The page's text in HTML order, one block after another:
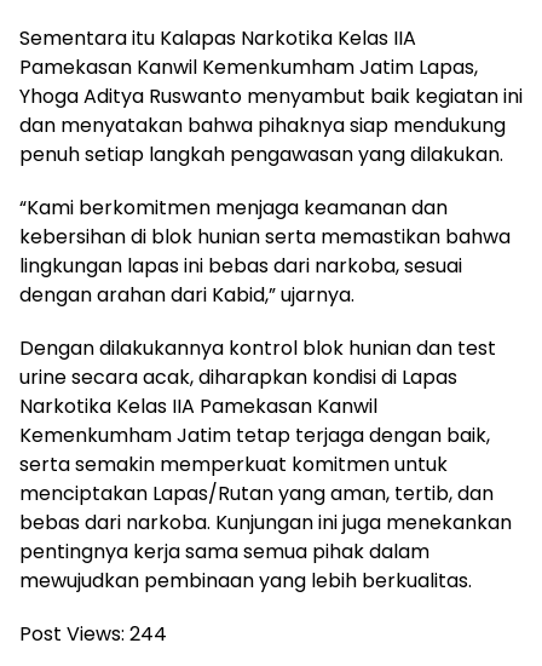
Sementara itu Kalapas Narkotika Kelas IIA
Pamekasan Kanwil Kemenkumham Jatim Lapas,
Yhoga Aditya Ruswanto menyambut baik kegiatan ini
dan menyatakan bahwa pihaknya siap mendukung
penuh setiap langkah pengawasan yang dilakukan.
“Kami berkomitmen menjaga keamanan dan
kebersihan di blok hunian serta memastikan bahwa
lingkungan lapas ini bebas dari narkoba, sesuai
dengan arahan dari Kabid,” ujarnya.
Dengan dilakukannya kontrol blok hunian dan test
urine secara acak, diharapkan kondisi di Lapas
Narkotika Kelas IIA Pamekasan Kanwil
Kemenkumham Jatim tetap terjaga dengan baik,
serta semakin memperkuat komitmen untuk
menciptakan Lapas/Rutan yang aman, tertib, dan
bebas dari narkoba. Kunjungan ini juga menekankan
pentingnya kerja sama semua pihak dalam
mewujudkan pembinaan yang lebih berkualitas.
Post Views: 244